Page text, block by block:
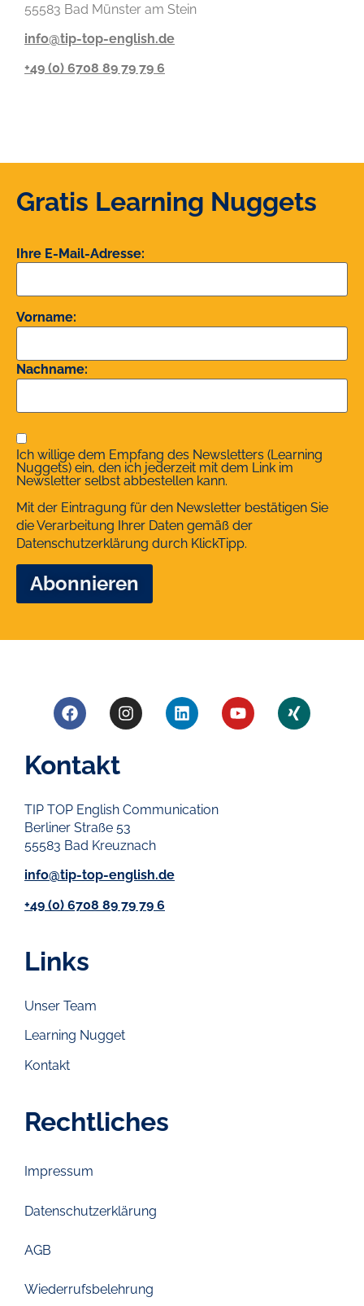
55583 Bad Münster am Stein
info@tip-top-english.de
+49 (0) 6708 89 79 79 6
Gratis Learning Nuggets
Ihre E-Mail-Adresse:
Vorname:
Nachname:
Ich willige dem Empfang des Newsletters (Learning
Nuggets) ein, den ich jederzeit mit dem Link im
Newsletter selbst abbestellen kann.
Mit der Eintragung für den Newsletter bestätigen Sie
die Verarbeitung Ihrer Daten gemäß der
Datenschutzerklärung durch KlickTipp.
Kontakt
TIP TOP English Communication
Berliner Straße 53
55583 Bad Kreuznach
info@tip-top-english.de
+49 (0) 6708 89 79 79 6
Links
Unser Team
Learning Nugget
Kontakt
Rechtliches
Impressum
Datenschutzerklärung
AGB
Wiederrufsbelehrung